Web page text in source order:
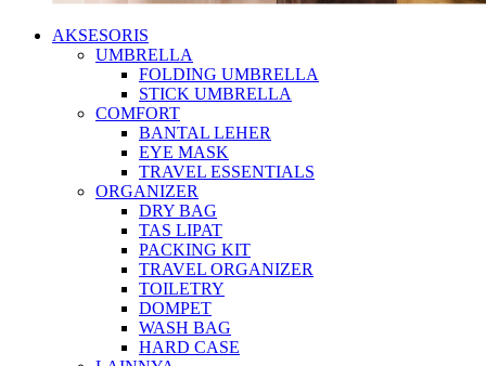
AKSESORIS
UMBRELLA
FOLDING UMBRELLA
STICK UMBRELLA
COMFORT
BANTAL LEHER
EYE MASK
TRAVEL ESSENTIALS
ORGANIZER
DRY BAG
TAS LIPAT
PACKING KIT
TRAVEL ORGANIZER
TOILETRY
DOMPET
WASH BAG
HARD CASE